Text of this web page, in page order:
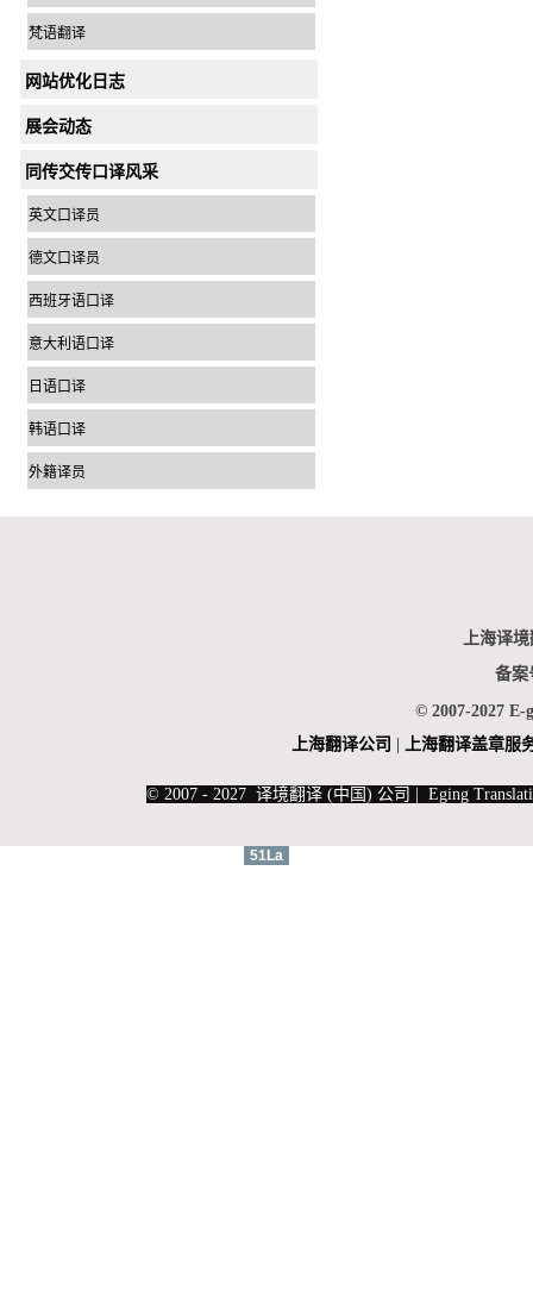
梵语翻译
网站优化日志
展会动态
同传交传口译风采
英文口译员
德文口译员
西班牙语口译
意大利语口译
日语口译
韩语口译
外籍译员
上海译
备案
© 2007-2027 E-
上海翻译公司 上海翻译盖章服
© 2007 - 2027 译境翻译 (中国) 公司 | Eging
51La